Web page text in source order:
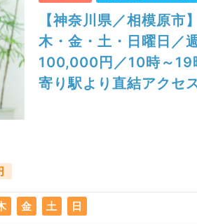
【神奈川県／相模原市
木・金・土・日曜日／
100,000円／10時～
寄り駅より直結アクセ
金 土 日